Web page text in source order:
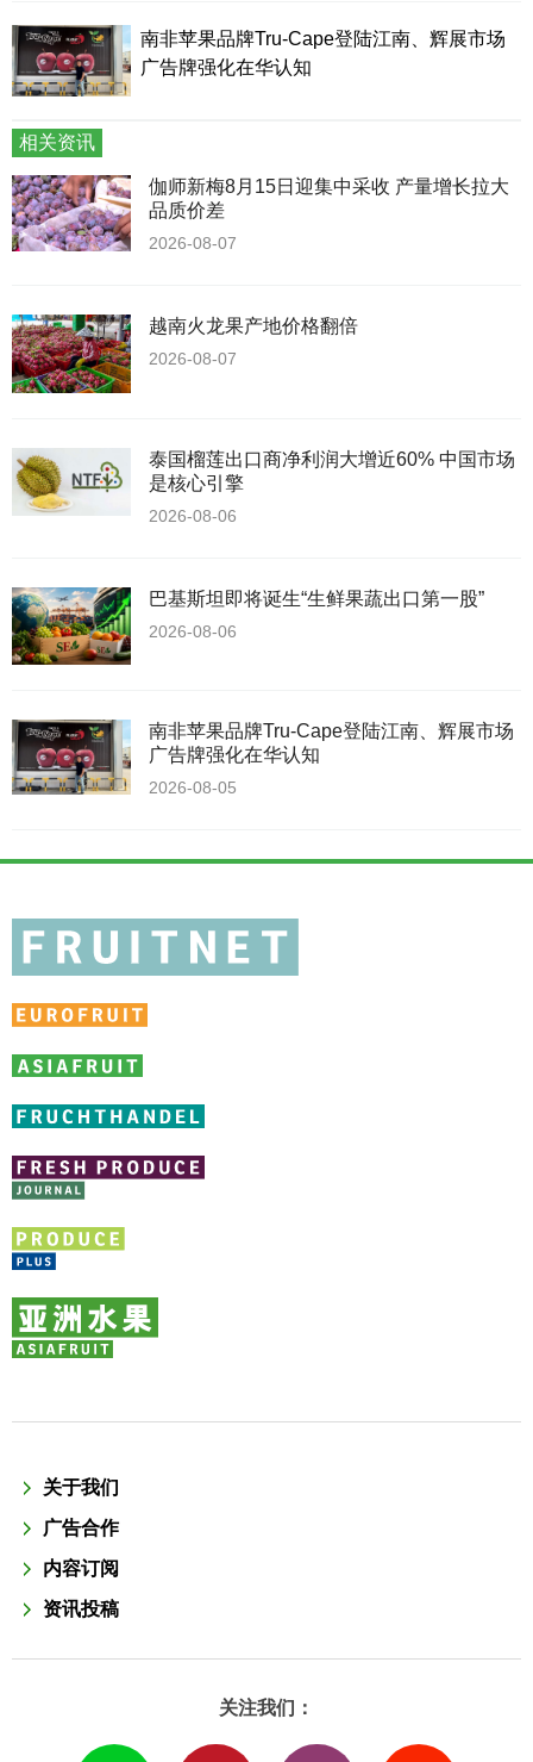
南非苹果品牌Tru-Cape登陆江南、辉展市场
广告牌强化在华认知
相关资讯
伽师新梅8月15日迎集中采收 产量增长拉大
品质价差
2026-08-07
越南火龙果产地价格翻倍
2026-08-07
泰国榴莲出口商净利润大增近60% 中国市场
是核心引擎
2026-08-06
巴基斯坦即将诞生“生鲜果蔬出口第一股”
2026-08-06
南非苹果品牌Tru-Cape登陆江南、辉展市场
广告牌强化在华认知
2026-08-05
关于我们
广告合作
内容订阅
资讯投稿
关注我们：